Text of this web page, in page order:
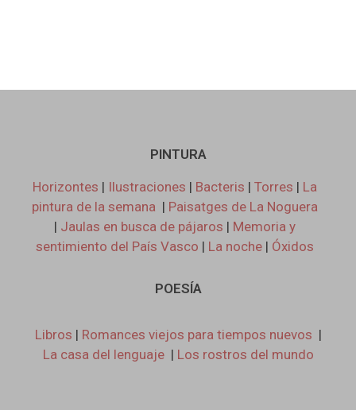
PINTURA
Horizontes | Ilustraciones | Bacteris | Torres | La
pintura de la semana | Paisatges de La Noguera
| Jaulas en busca de pájaros | Memoria y
sentimiento del País Vasco | La noche| Óxidos
POESÍA
Libros | Romances viejos para tiempos nuevos |
La casa del lenguaje| Los rostros del mundo